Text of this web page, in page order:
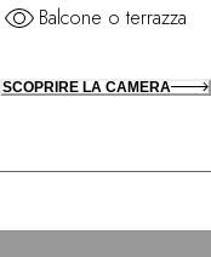
Balcone o terrazza
SCOPRIRE LA CAMERA